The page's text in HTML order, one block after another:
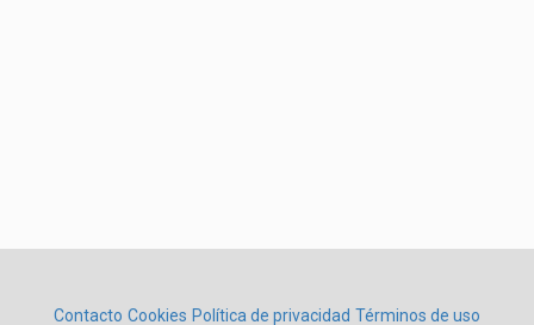
Contacto Cookies Política de privacidad Términos de uso